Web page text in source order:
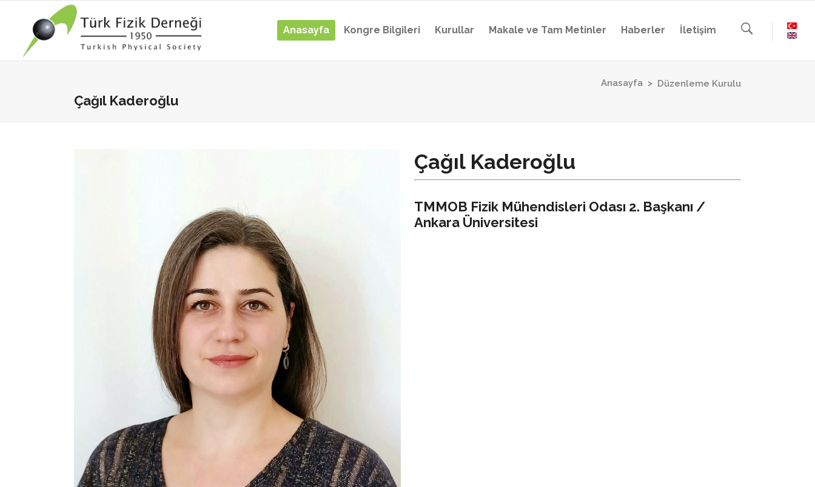
Anasayfa Kongre Bilgileri Kurullar Makale ve Tam Metinler Haberler İletişim
Çağıl Kaderoğlu
Anasayfa > Düzenleme Kurulu
Çağıl Kaderoğlu
TMMOB Fizik Mühendisleri Odası 2. Başkanı /
Ankara Üniversitesi